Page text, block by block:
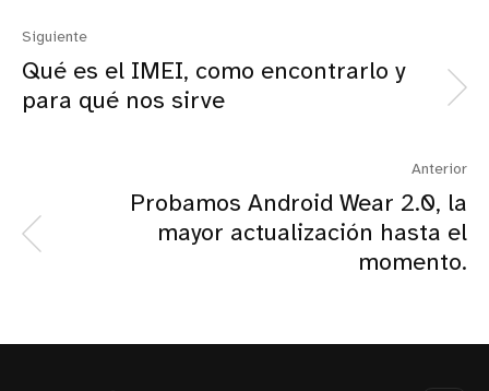
Siguiente
Qué es el IMEI, como encontrarlo y
para qué nos sirve
Anterior
Probamos Android Wear 2.0, la
mayor actualización hasta el
momento.